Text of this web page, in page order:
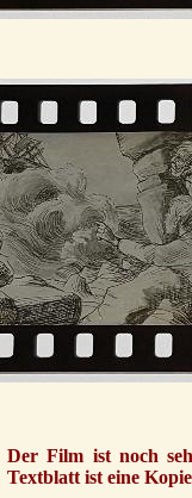
Der Film ist noch
Textblatt ist eine